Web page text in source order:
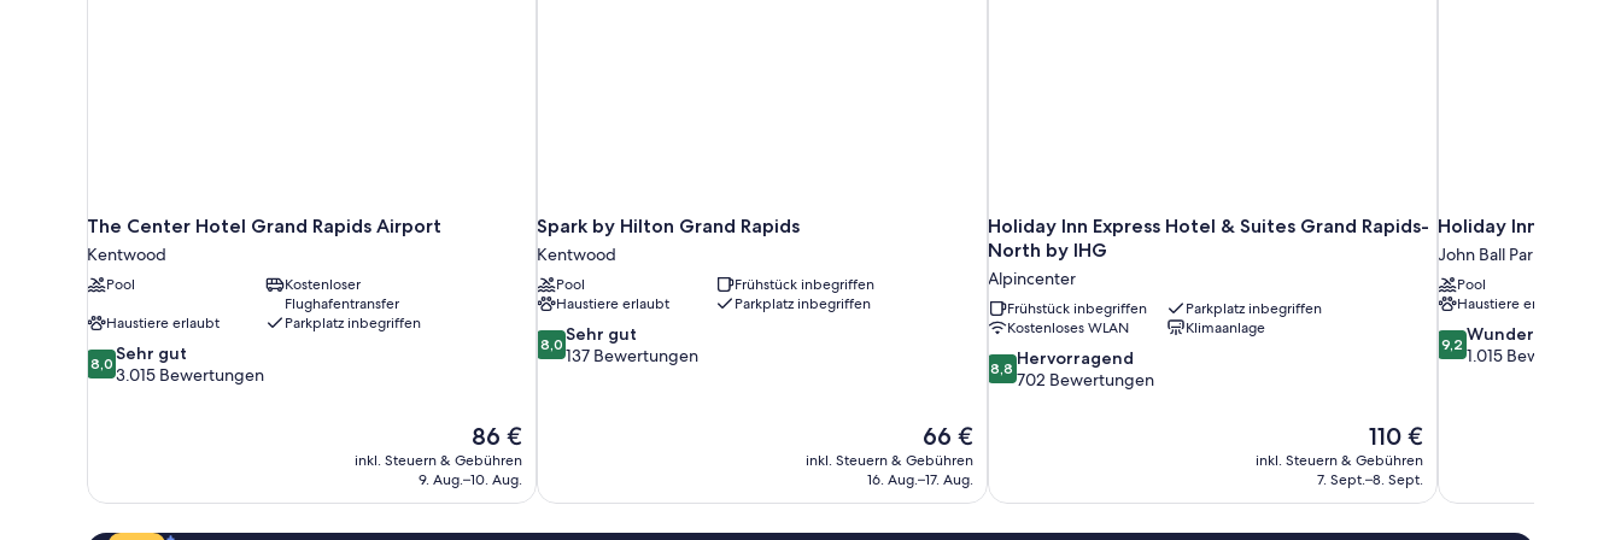
The Center Hotel Grand Rapids Airport
Kentwood
Pool
Kostenloser
Flughafentransfer
Haustiere erlaubt
Parkplatz inbegriffen
8.0
von
8,0 Sehr gut
3.015 Bewertungen
Der
Preis
beträgt
86 €
inkl. Steuern & Gebühren
9. Aug.–10. Aug.
Spark by Hilton Grand Rapids
Kentwood
Pool
Frühstück inbegriffen
Haustiere erlaubt
Parkplatz inbegriffen
8.0
von
8,0 Sehr gut
137 Bewertungen
Der
Preis
beträgt
66 €
inkl. Steuern & Gebühren
16. Aug.–17. Aug.
Holiday Inn Express Hotel & Suites Grand Rapids-
North by IHG
Alpincenter
Frühstück inbegriffen
Parkplatz inbegriffen
Kostenloses WLAN
Klimaanlage
8.8
von
8,8 Hervorragend
702 Bewertungen
Der
Preis
beträgt
110 €
inkl. Steuern & Gebühren
7. Sept.–8. Sept.
Holiday Inn Grand
John Ball Park
Pool
Haustiere erlaubt
9.2
von
9,2 Wunderbar
1.015 Bewertungen